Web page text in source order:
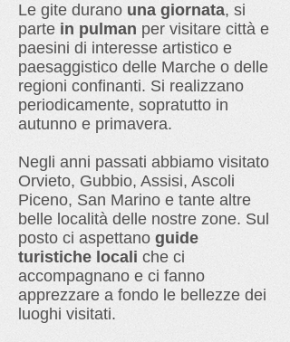
Le gite durano una giornata, si
parte in pulman per visitare città e
paesini di interesse artistico e
paesaggistico delle Marche o delle
regioni confinanti. Si realizzano
periodicamente, sopratutto in
autunno e primavera.
Negli anni passati abbiamo visitato
Orvieto, Gubbio, Assisi, Ascoli
Piceno, San Marino e tante altre
belle località delle nostre zone. Sul
posto ci aspettano guide
turistiche locali che ci
accompagnano e ci fanno
apprezzare a fondo le bellezze dei
luoghi visitati.